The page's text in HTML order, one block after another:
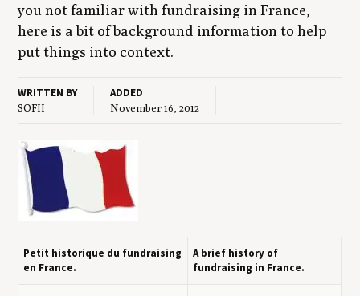
you not famil­iar with fundrais­ing in France,
here is a bit of back­ground infor­ma­tion to help
put things into context.
WRITTEN BY
SOFII
ADDED
November 16, 2012
Petit historique du fundraising
en France.
A brief history of
fundraising in France.